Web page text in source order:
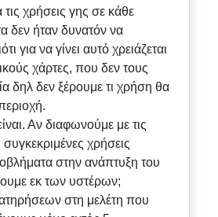
τις χρήσεις γης σε κάθε
δεν ήταν δυνατόν να
για να γίνει αυτό χρειάζεται
χάρτες, που δεν τους
δηλ δεν ξέρουμε τι χρήση θα
Αν διαφωνούμε με τις
συγκεκριμένες χρήσεις
στην ανάπτυξη του
εκ των υστέρων;
στη μελέτη που